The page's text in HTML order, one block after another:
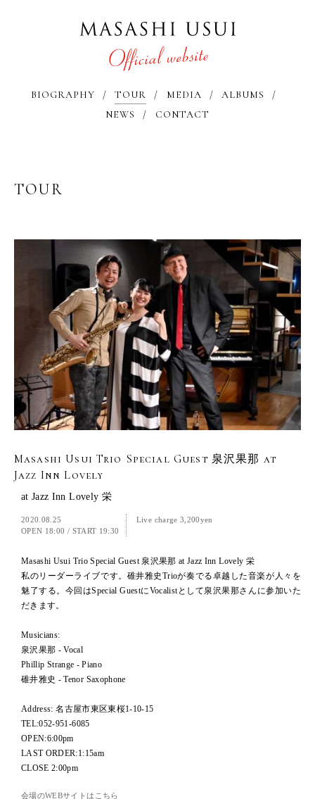
BIOGRAPHY TOUR MEDIA
ALBUMS
NEWS
CONTACT
TOUR
Masashi Usui Trio Special Guest 泉沢果那 at
Jazz Inn Lovely
at Jazz Inn Lovely 栄
2020.08.25
OPEN 18:00 / START 19:30
Live charge 3,200yen
Masashi Usui Trio Special Guest 泉沢果那 at Jazz Inn Lovely 栄
私のリーダーライブです。碓井雅史Trioが奏でる卓越した音楽が人々を
魅了する。今回はSpecial GuestにVocalistとして泉沢果那さんに参加いた
だきます。
Musicians:
泉沢果那 - Vocal
Phillip Strange - Piano
碓井雅史 - Tenor Saxophone
Address: 名古屋市東区東桜1-10-15
TEL:052-951-6085
OPEN:6:00pm
LAST ORDER:1:15am
CLOSE 2:00pm
会場のWEBサイトはこちら